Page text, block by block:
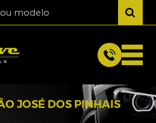
JOSÉ DOS PINHAIS